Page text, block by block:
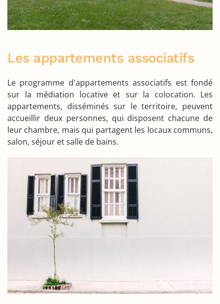
Les appartements associatifs
Le programme d'appartements associatifs est fondé
sur la médiation locative et sur la colocation. Les
appartements, disséminés sur le territoire, peuvent
accueillir deux personnes, qui disposent chacune de
leur chambre, mais qui partagent les locaux communs,
salon, séjour et salle de bains.